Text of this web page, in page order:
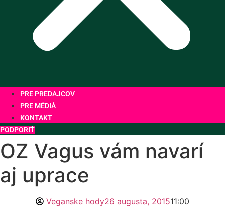
PRE PREDAJCOV
PRE MÉDIÁ
KONTAKT
PODPORIŤ
OZ Vagus vám navarí
aj uprace
Veganske hody26 augusta, 201511:00